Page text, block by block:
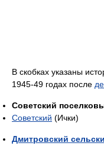
В скобках указаны
1945-49 годах после
Советский
Советский (Ички)
Дмитровский